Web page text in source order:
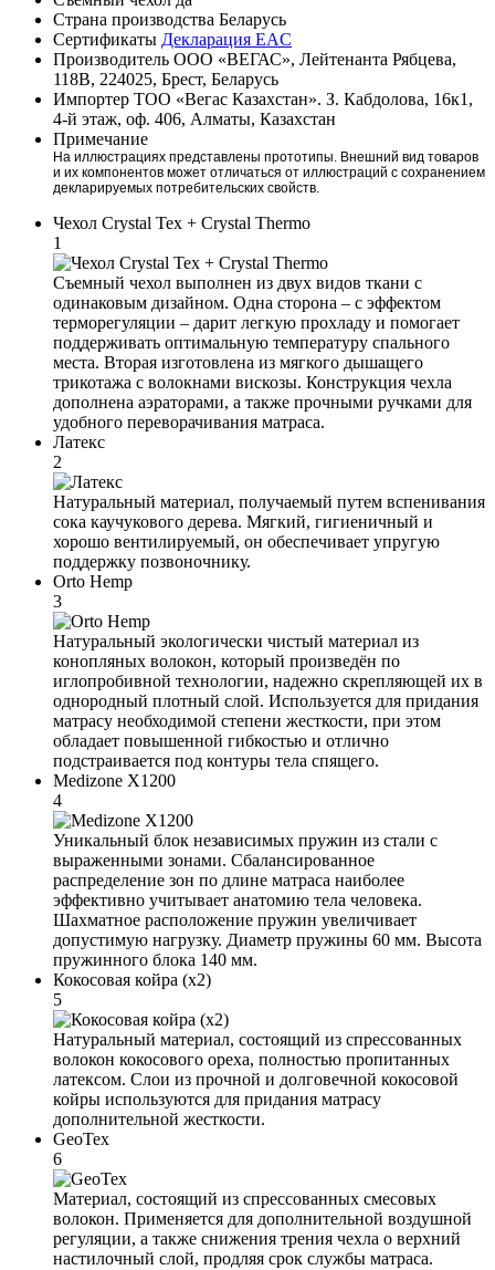
Страна производства Беларусь
Сертификаты Декларация EAC
Производитель ООО «ВЕГАС», Лейтенанта Рябцева,
118В, 224025, Брест, Беларусь
Импортер ТОО «Вегас Казахстан». З. Кабдолова, 16к1,
4-й этаж, оф. 406, Алматы, Казахстан
Примечание
На иллюстрациях представлены прототипы. Внешний вид товаров
и их компонентов может отличаться от иллюстраций с сохранением
декларируемых потребительских свойств.
Чехол Crystal Tex + Crystal Thermo
1
Съемный чехол выполнен из двух видов ткани с
одинаковым дизайном. Одна сторона – с эффектом
терморегуляции – дарит легкую прохладу и помогает
поддерживать оптимальную температуру спального
места. Вторая изготовлена из мягкого дышащего
трикотажа с волокнами вискозы. Конструкция чехла
дополнена аэраторами, а также прочными ручками для
удобного переворачивания матраса.
Латекс
2
Натуральный материал, получаемый путем вспенивания
сока каучукового дерева. Мягкий, гигиеничный и
хорошо вентилируемый, он обеспечивает упругую
поддержку позвоночнику.
Orto Hemp
3
Натуральный экологически чистый материал из
конопляных волокон, который произведён по
иглопробивной технологии, надежно скрепляющей их в
однородный плотный слой. Используется для придания
матрасу необходимой степени жесткости, при этом
обладает повышенной гибкостью и отлично
подстраивается под контуры тела спящего.
Medizone X1200
4
Уникальный блок независимых пружин из стали с
выраженными зонами. Сбалансированное
распределение зон по длине матраса наиболее
эффективно учитывает анатомию тела человека.
Шахматное расположение пружин увеличивает
допустимую нагрузку. Диаметр пружины 60 мм. Высота
пружинного блока 140 мм.
Кокосовая койра (x2)
5
Натуральный материал, состоящий из спрессованных
волокон кокосового ореха, полностью пропитанных
латексом. Слои из прочной и долговечной кокосовой
койры используются для придания матрасу
дополнительной жесткости.
GeoTex
6
Материал, состоящий из спрессованных смесовых
волокон. Применяется для дополнительной воздушной
регуляции, а также снижения трения чехла о верхний
настилочный слой, продляя срок службы матраса.